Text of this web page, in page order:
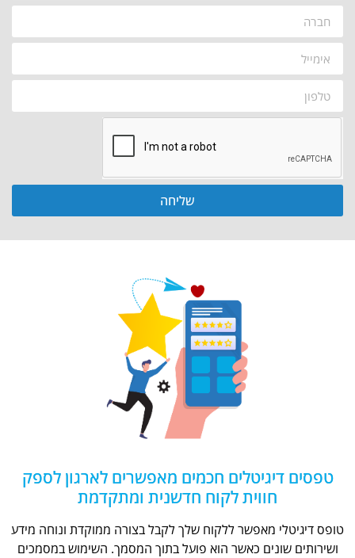
שליחה
טפסים דיגיטלים חכמים מאפשרים לארגון לספק
חווית לקוח חדשנית ומתקדמת
טופס דיגיטלי מאפשר ללקוח שלך לקבל בצורה ממוקדת ונוחה מידע
ושירותים שונים כאשר הוא פועל בתוך המסמך. השימוש במסמכים